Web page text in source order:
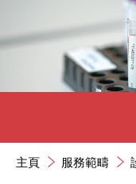
主頁 服務範疇